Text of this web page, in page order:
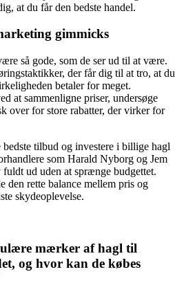
at du får den bedste handel.
gimmicks
så gode, som de ser ud til at være.
der får dig til at tro, at du
betaler for meget.
at sammenligne priser, undersøge
over for store rabatter, der virker for
tilbud og investere i billige hagl
som Harald Nyborg og Jem
ud uden at sprænge budgettet.
den rette balance mellem pris og
skydeoplevelse.
mærker af hagl til
og hvor kan de købes